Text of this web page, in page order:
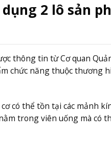
2 lô sản
thông tin từ Cơ quan
chức năng thuộc thương
có thể tồn tại các mảnh
trong viên uống mà có